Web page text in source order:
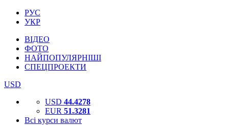
РУС
УКР
ВІДЕО
ФОТО
НАЙПОПУЛЯРНІШІ
СПЕЦПРОЕКТИ
USD
USD 44.4278
EUR 51.3281
Всі курси валют